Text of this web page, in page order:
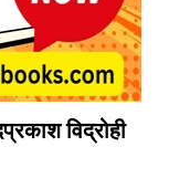
विद्रोही